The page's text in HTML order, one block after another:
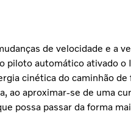
de velocidade e a
piloto automático ativado o
cinética do caminhão
ao aproximar-se de uma
possa passar da forma